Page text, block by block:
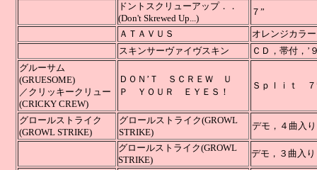
ドントスクリューアップ．．
(Don't Skrewed Up...)
７”
ＡＴＡＶＵＳ
オレンジカラ
スキンサーヴァイヴスキン
ＣＤ
グルーサム
(GRUESOME)
／クリッキークリュー
(CRICKY CREW)
ＤＯＮ’Ｔ ＳＣＲＥＷ Ｕ
Ｐ ＹＯＵＲ ＥＹＥＳ！
Ｓｐｌｉｔ ７
グロールストライク
(GROWL STRIKE)
グロールストライク(GROWL
STRIKE)
デモ，４曲入
グロールストライク(GROWL
STRIKE)
デモ，３曲入